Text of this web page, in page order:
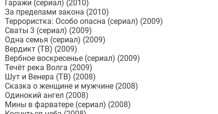
Гаражи (сериал) (2010)
За пределами закона (2010)
Террористка: Особо опасна (сериал) (2009)
Сваты 3 (сериал) (2009)
Одна семья (сериал) (2009)
Вердикт (ТВ) (2009)
Вербное воскресенье (сериал) (2009)
Течёт река Волга (2009)
Шут и Венера (ТВ) (2008)
Сказка о женщине и мужчине (2008)
Одинокий ангел (2008)
Мины в фарватере (сериал) (2008)